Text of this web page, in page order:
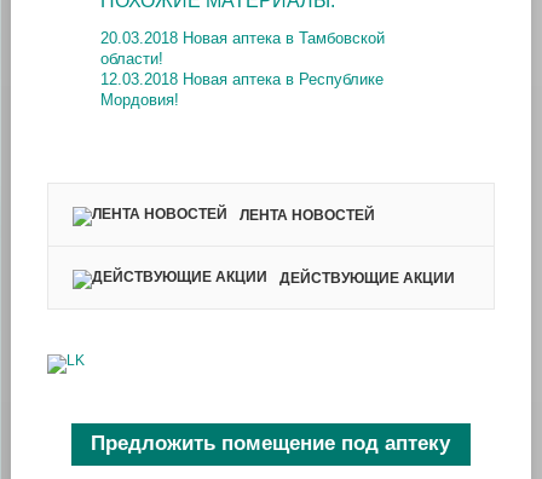
20.03.2018 Новая аптека в Тамбовской
области!
12.03.2018 Новая аптека в Республике
Мордовия!
ЛЕНТА НОВОСТЕЙ
ДЕЙСТВУЮЩИЕ АКЦИИ
Предложить помещение под аптеку